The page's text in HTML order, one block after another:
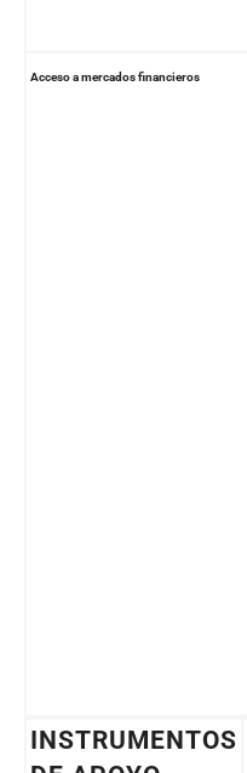
Acceso a mercados financieros
INSTRUMENTOS